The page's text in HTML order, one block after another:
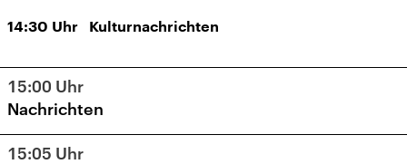
14:30 Uhr Kulturnachrichten
15:00 Uhr
Nachrichten
15:05 Uhr